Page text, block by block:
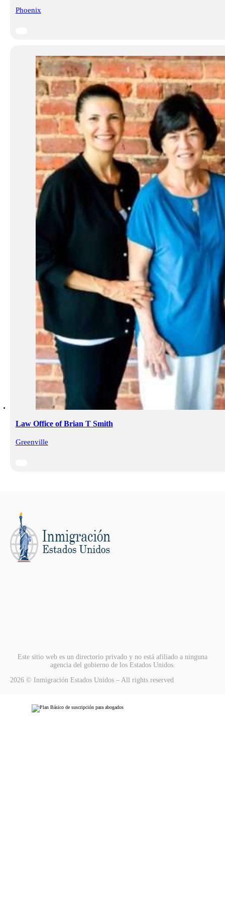
Phoenix
Law Office of Brian T Smith
Greenville
Este sitio web es un directorio privado y no está afiliado a ninguna
agencia del gobierno de los Estados Unidos.
2026 © Inmigración Estados Unidos – All rights reserved